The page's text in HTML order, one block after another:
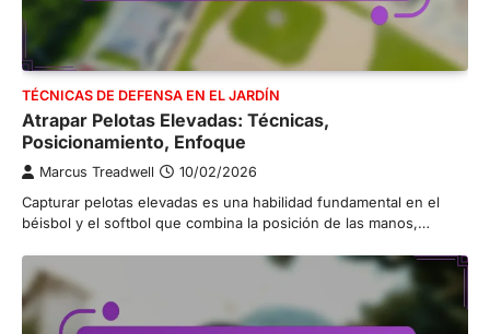
TÉCNICAS DE DEFENSA EN EL JARDÍN
Atrapar Pelotas Elevadas: Técnicas,
Posicionamiento, Enfoque
Marcus Treadwell 10/02/2026
Capturar pelotas elevadas es una habilidad fundamental en el
béisbol y el softbol que combina la posición de las manos,…